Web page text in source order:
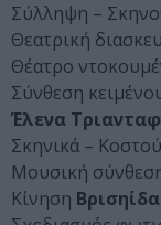
Σύλληψη –
Θεατρική
Θέατρο
Σύνθεση
Έλενα
Σκηνικά –
Μουσική
Κίνηση